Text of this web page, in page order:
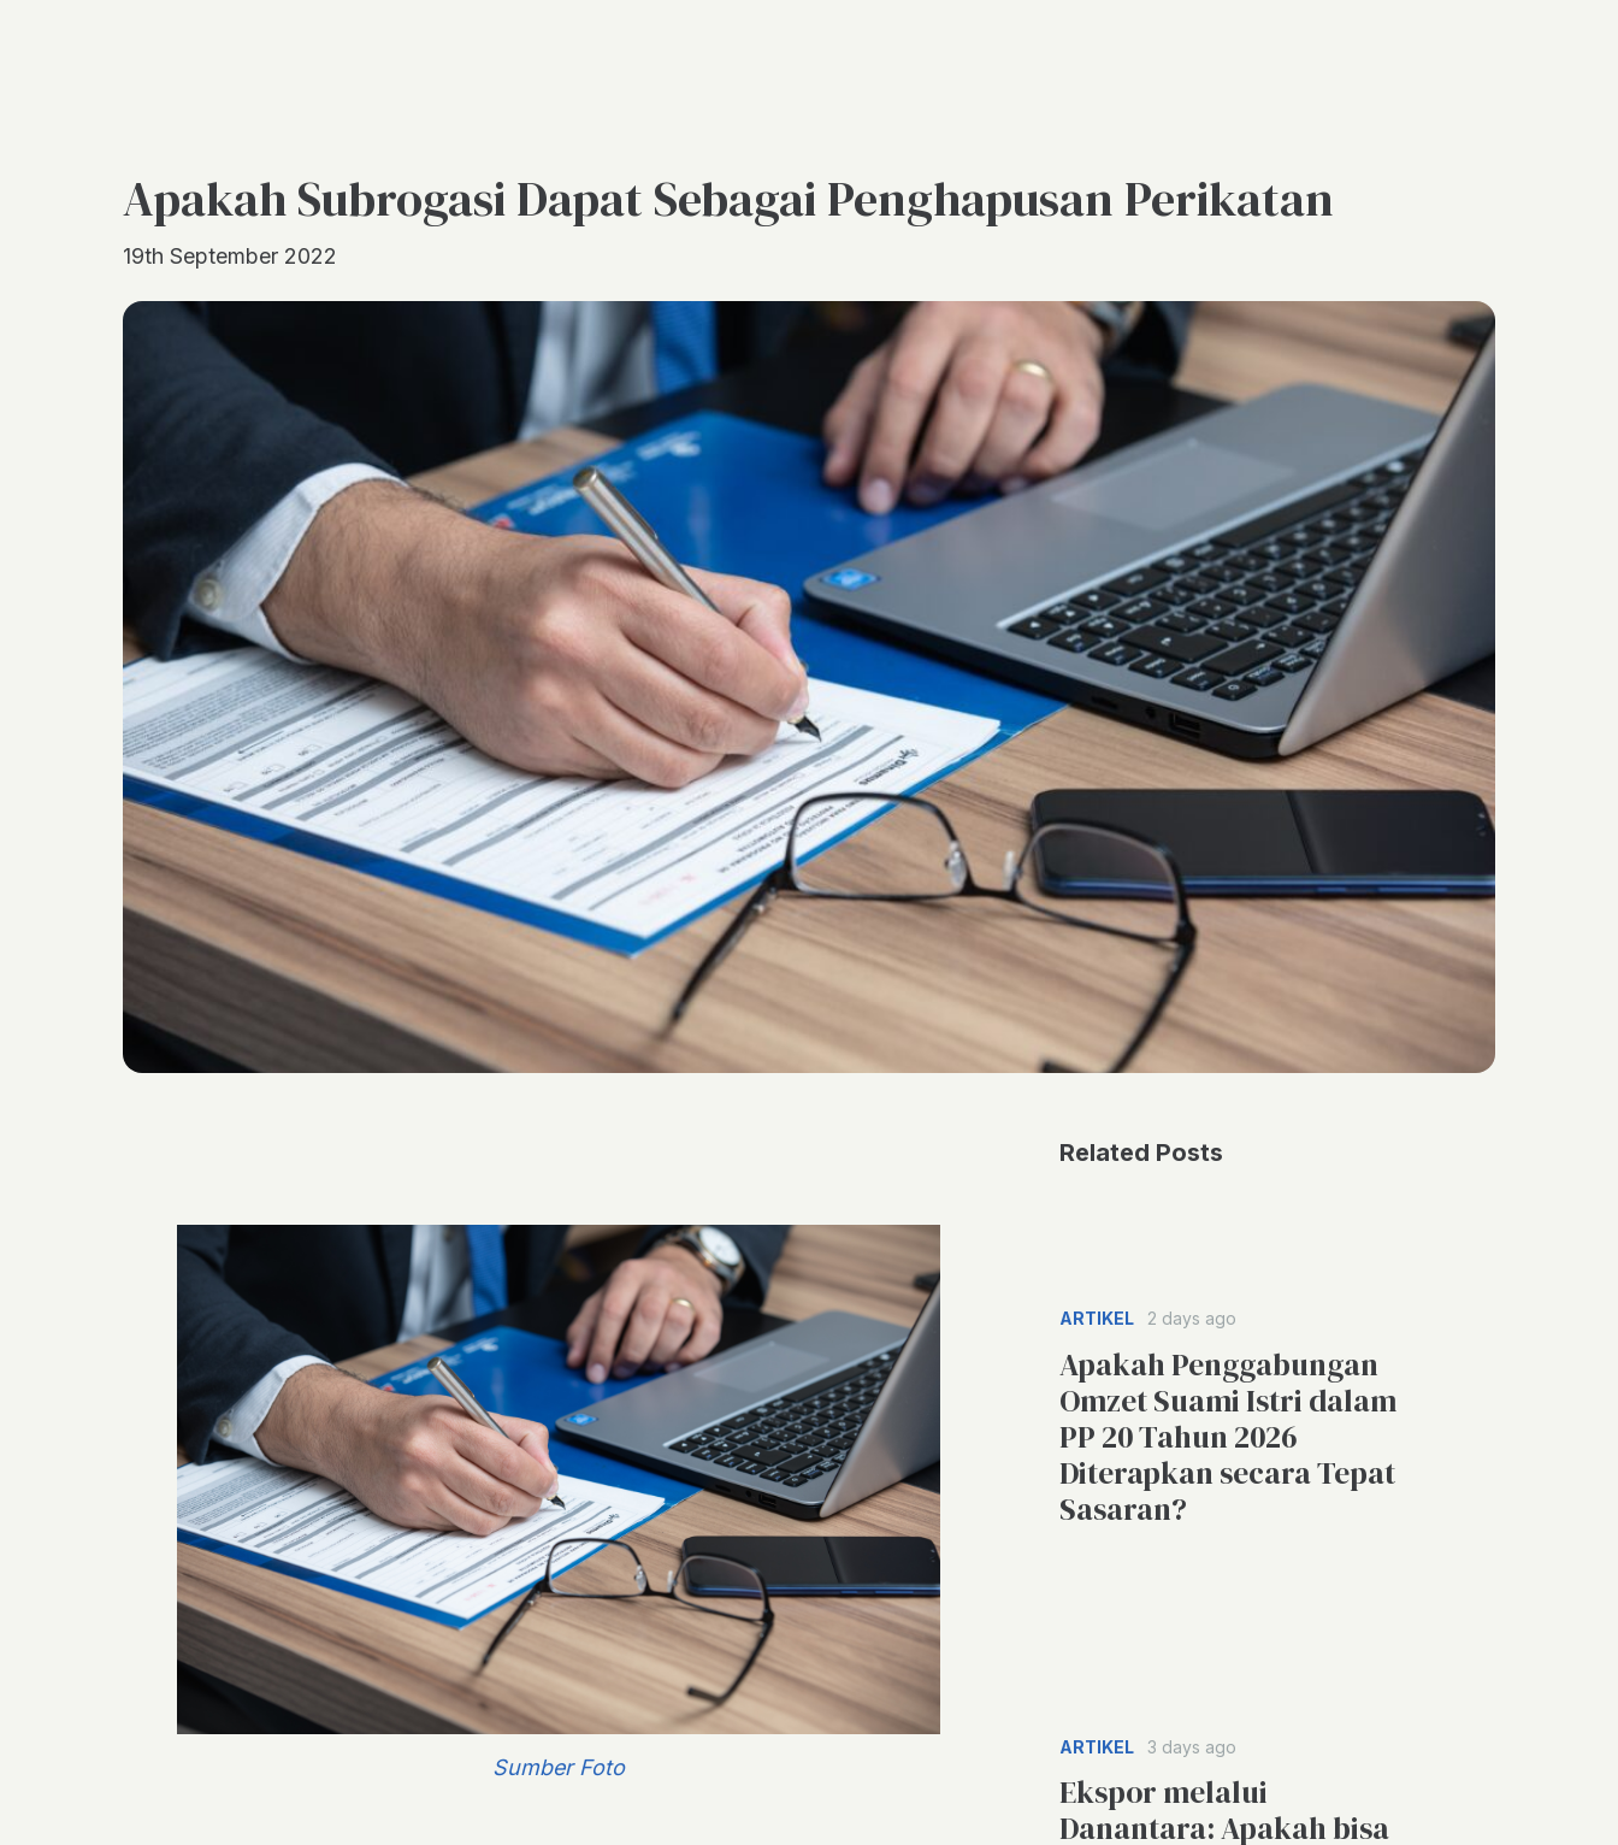
Apakah Subrogasi Dapat Sebagai Penghapusan Perikatan
19th September 2022
Sumber Foto
Related Posts
ARTIKEL 2 days ago
Apakah Penggabungan
Omzet Suami Istri dalam
PP 20 Tahun 2026
Diterapkan secara Tepat
Sasaran?
ARTIKEL 3 days ago
Ekspor melalui
Danantara: Apakah bisa